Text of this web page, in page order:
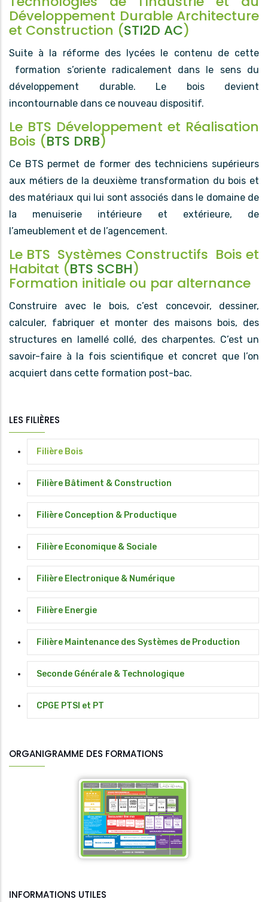
Développement Durable Architecture
et Construction (STI2D AC)
Suite à la réforme des lycées le contenu de cette
formation s’oriente radicalement dans le sens du
développement durable. Le bois devient
incontournable dans ce nouveau dispositif.
Le BTS Développement et Réalisation
Bois (BTS DRB)
Ce BTS permet de former des techniciens supérieurs
aux métiers de la deuxième transformation du bois et
des matériaux qui lui sont associés dans le domaine de
la menuiserie intérieure et extérieure, de
l’ameublement et de l’agencement.
Le BTS Systèmes Constructifs Bois et
Habitat (BTS SCBH)
Formation initiale ou par alternance
Construire avec le bois, c’est concevoir, dessiner,
calculer, fabriquer et monter des maisons bois, des
structures en lamellé collé, des charpentes. C’est un
savoir-faire à la fois scientifique et concret que l’on
acquiert dans cette formation post-bac.
LES FILIÈRES
Filière Bois
Filière Bâtiment & Construction
Filière Conception & Productique
Filière Economique & Sociale
Filière Electronique & Numérique
Filière Energie
Filière Maintenance des Systèmes de Production
Seconde Générale & Technologique
CPGE PTSI et PT
ORGANIGRAMME DES FORMATIONS
INFORMATIONS UTILES